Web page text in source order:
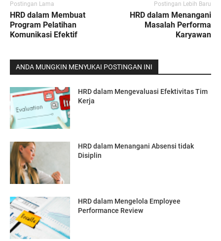
Postingan Lama
HRD dalam Membuat
Program Pelatihan
Komunikasi Efektif
Postingan Lebih Baru
HRD dalam Menangani
Masalah Performa
Karyawan
ANDA MUNGKIN MENYUKAI POSTINGAN INI
HRD dalam Mengevaluasi Efektivitas Tim
Kerja
HRD dalam Menangani Absensi tidak
Disiplin
HRD dalam Mengelola Employee
Performance Review